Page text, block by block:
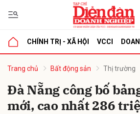
CHÍNH TRỊ - XÃ HỘI VCCI
Trang chủ Bất động sản Thị trường
Đà Nẵng công bố
mới, cao nhất 286
luận